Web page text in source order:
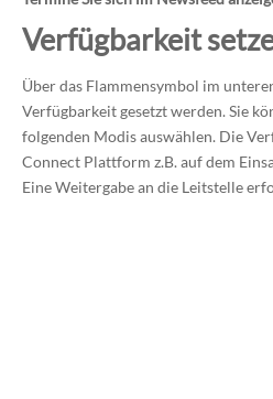
Verfügbarkeit
Über das Flammensymbol im
Verfügbarkeit gesetzt werden. Sie
folgenden Modis auswählen. Die
Connect Plattform z.B. auf dem
Eine Weitergabe an die Leitstelle